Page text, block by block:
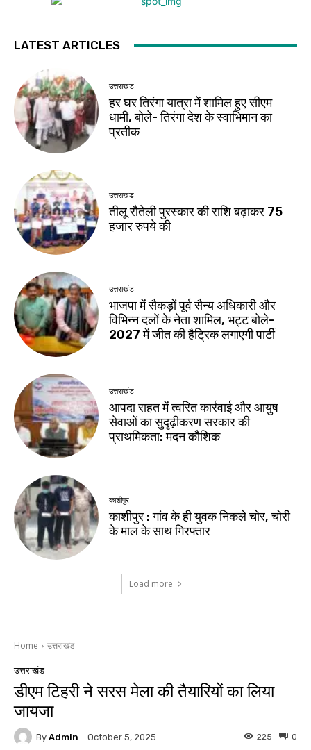
LATEST ARTICLES
उत्तराखंड
हर घर तिरंगा यात्रा में शामिल हुए सीएम
धामी, बोले- तिरंगा देश के स्वाभिमान का
प्रतीक
उत्तराखंड
तीलू रौतेली पुरस्कार की राशि बढ़ाकर 75
हजार रुपये की
उत्तराखंड
भाजपा में सैकड़ों पूर्व सैन्य अधिकारी और
विभिन्न दलों के नेता शामिल, भट्ट बोले-
2027 में जीत की हैट्रिक लगाएगी पार्टी
उत्तराखंड
आपदा राहत में त्वरित कार्रवाई और आयुष
सेवाओं का सुदृढ़ीकरण सरकार की
प्राथमिकता: मदन कौशिक
काशीपुर
काशीपुर : गांव के ही युवक निकले चोर, चोरी
के माल के साथ गिरफ्तार
Load more